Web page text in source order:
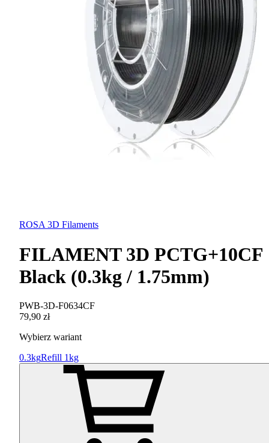
ROSA 3D Filaments
FILAMENT 3D PCTG+10CF
Black (0.3kg / 1.75mm)
PWB-3D-F0634CF
79,90 zł
Wybierz wariant
0.3kgRefill 1kg